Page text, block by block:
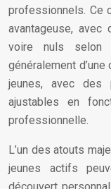
professionnels. Ce
avantageuse,
voire nuls selon
généralement
jeunes, avec
ajustables en
professionnelle.
L’un des atouts
jeunes actifs